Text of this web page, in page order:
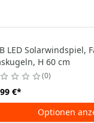
LED Solarwindspiel,
H 60 cm
0
€*
Optionen